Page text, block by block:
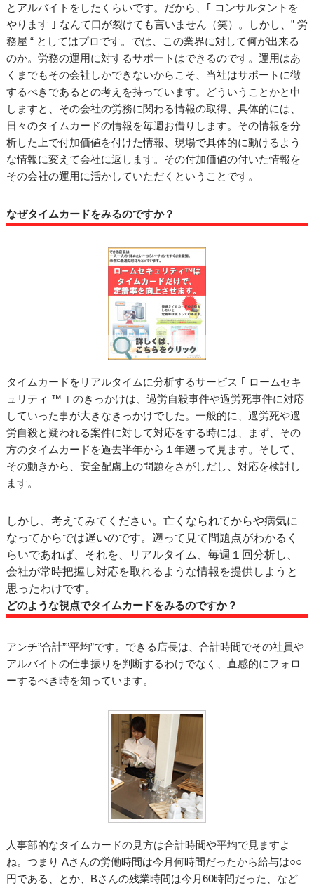
とアルバイトをしたくらいです。だから、｢ コンサルタントを
やります ｣ なんて口が裂けても言いません（笑）。しかし、” 労
務屋 “ としてはプロです。では、この業界に対して何が出来る
のか。労務の運用に対するサポートはできるのです。運用はあ
くまでもその会社しかできないからこそ、当社はサポートに徹
するべきであるとの考えを持っています。どういうことかと申
しますと、その会社の労務に関わる情報の取得、具体的には、
日々のタイムカードの情報を毎週お借りします。その情報を分
析した上で付加価値を付けた情報、現場で具体的に動けるよう
な情報に変えて会社に返します。その付加価値の付いた情報を
その会社の運用に活かしていただくということです。
なぜタイムカードをみるのですか？
タイムカードをリアルタイムに分析するサービス ｢ ロームセキ
ュリティ ™ ｣ のきっかけは、過労自殺事件や過労死事件に対応
していった事が大きなきっかけでした。一般的に、過労死や過
労自殺と疑われる案件に対して対応をする時には、まず、その
方のタイムカードを過去半年から１年遡って見ます。そして、
その動きから、安全配慮上の問題をさがしだし、対応を検討し
ます。
しかし、考えてみてください。亡くなられてからや病気に
なってからでは遅いのです。遡って見て問題点がわかるく
らいであれば、それを、リアルタイム、毎週１回分析し、
会社が常時把握し対応を取れるような情報を提供しようと
思ったわけです。
どのような視点でタイムカードをみるのですか？
アンチ”合計””平均”です。できる店長は、合計時間でその社員や
アルバイトの仕事振りを判断するわけでなく、直感的にフォロ
ーするべき時を知っています。
人事部的なタイムカードの見方は合計時間や平均で見ますよ
ね。つまり Aさんの労働時間は今月何時間だったから給与は○○
円である、とか、Bさんの残業時間は今月60時間だった、など